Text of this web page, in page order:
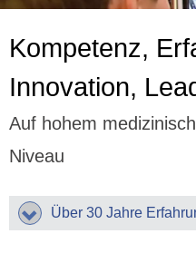
Kompetenz & Erfahrung
Operatives Spektrum
Ausstattung & Technologien
Patientenberichte
Bin ich geeignet?
Kompetenz,
Innovation,
Auf hohem
Niveau
Über 30 Jahre